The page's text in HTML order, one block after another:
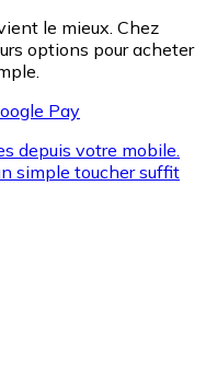
en espèces et d'autres
le mieux. Chez
options pour acheter
Pay
depuis votre mobile.
simple toucher suffit